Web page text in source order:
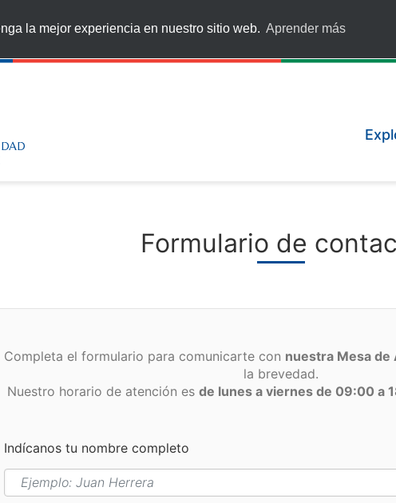
la mejor experiencia en nuestro sitio web. Aprender más
Formulario de
Completa el formulario para comunicarte con nuestra Mesa de
la brevedad.
Nuestro horario de atención es de lunes a viernes de 09:00 a
Indícanos tu nombre completo